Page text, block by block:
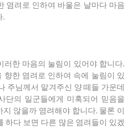
염려로 인하여 바울은 날마다 마음
.
러한 마음의 눌림이 있어야 합니다.
향한 염려로 인하여 속에 눌림이 있
주님께서 맡겨주신 양 떼들 가운데
단의 일군들에게 미혹되어 믿음을
않을까 염려해야 합니다. 물론 이
하다 보면 다른 많은 염려들이 있겠